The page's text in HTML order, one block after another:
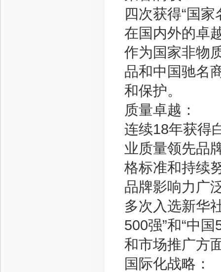
四次获得“国
在国内外的卓
作为国家非物
品和中国驰名
和保护。
质量卓越：
连续18年获得
业质量领先品
格标准和持续
品牌影响力广
多次入选新华
500强”和“中
和市场推广方
国际化战略：